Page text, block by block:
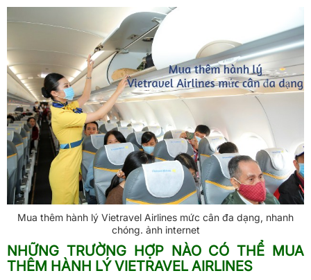
Mua thêm hành lý Vietravel Airlines mức cân đa dạng, nhanh
chóng. ảnh internet
NHỮNG TRƯỜNG HỢP NÀO CÓ THỂ MUA
THÊM HÀNH LÝ VIETRAVEL AIRLINES